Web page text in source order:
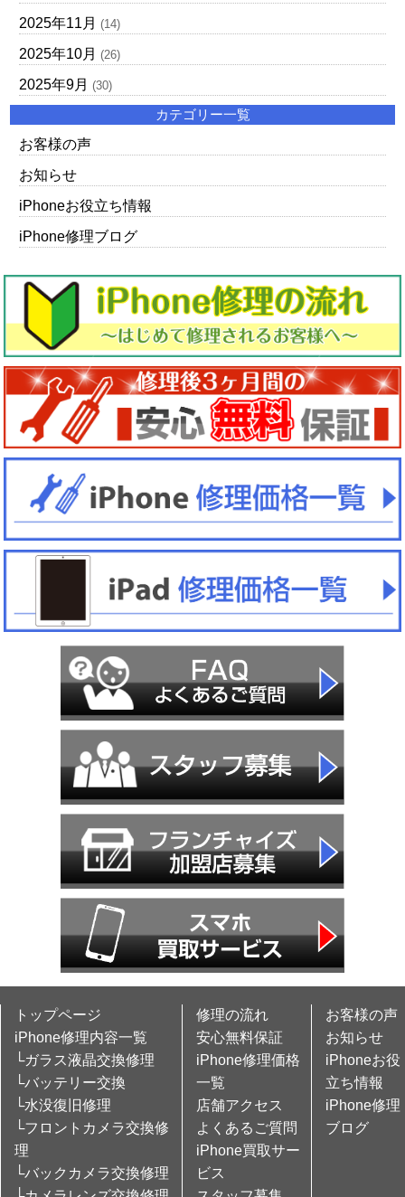
2025年11月 (14)
2025年10月 (26)
2025年9月 (30)
カテゴリー一覧
お客様の声
お知らせ
iPhoneお役立ち情報
iPhone修理ブログ
トップページ
iPhone修理内容一覧
└ガラス液晶交換修理
└バッテリー交換
└水没復旧修理
└フロントカメラ交換修
理
└バックカメラ交換修理
修理の流れ
安心無料保証
iPhone修理価格
一覧
店舗アクセス
よくあるご質問
iPhone買取サー
ビス
お客様の声
お知らせ
iPhoneお役
立ち情報
iPhone修理
ブログ